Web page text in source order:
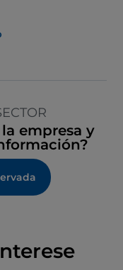
empresa y